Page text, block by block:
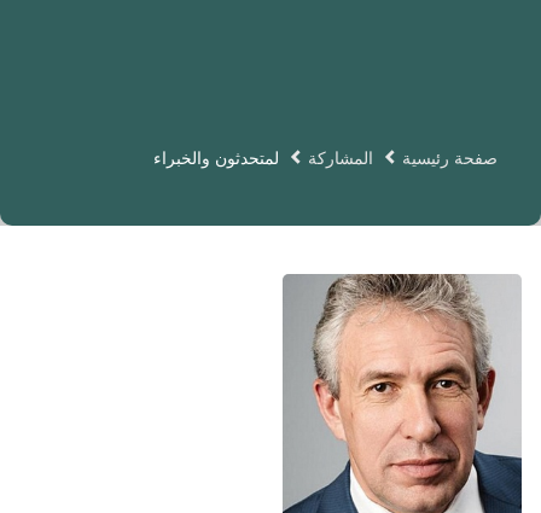
صفحة رئيسية المشاركة لمتحدثون والخبراء